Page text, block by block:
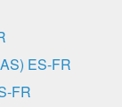
ES-FR
FR